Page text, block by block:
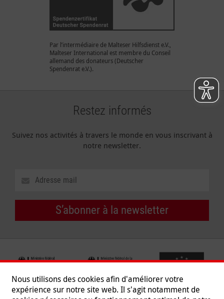
Par l’intermédiaire de Malteser Hilfsdienst e.V.,
Malteser International est membre du Conseil
allemand des donateurs (Deutscher
Spendenrat e.V.).
Restez informés
Suivez nos activités à travers le monde en vous inscrivant à
notre newsletter.
S’abonner à la newsletter
Nous utilisons des cookies afin d'améliorer votre
expérience sur notre site web. Il s'agit notamment de